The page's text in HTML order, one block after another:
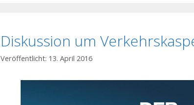
Diskussion um
13. April 2016